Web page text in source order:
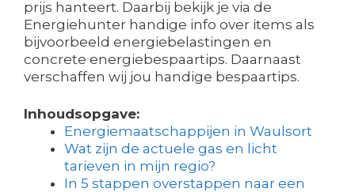
prijs hanteert. Daarbij bekijk je via de
Energiehunter handige info over items als
bijvoorbeeld energiebelastingen en
concrete energiebespaartips. Daarnaast
verschaffen wij jou handige bespaartips.
Inhoudsopgave:
Energiemaatschappijen in Waulsort
Wat zijn de actuele gas en licht
tarieven in mijn regio?
In 5 stappen overstappen naar een